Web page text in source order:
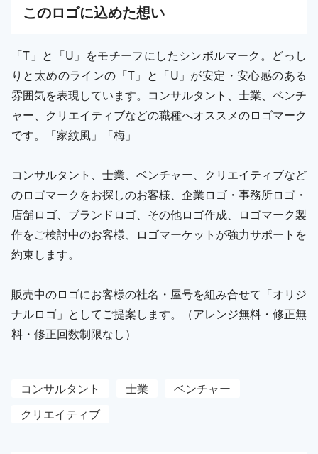
このロゴに込めた想い
「T」と「U」をモチーフにしたシンボルマーク。どっし
りと太めのラインの「T」と「U」が安定・安心感のある
雰囲気を表現しています。コンサルタント、士業、ベンチ
ャー、クリエイティブなどの職種へオススメのロゴマーク
です。「家紋風」「梅」
コンサルタント、士業、ベンチャー、クリエイティブなど
のロゴマークをお探しのお客様、企業ロゴ・事務所ロゴ・
店舗ロゴ、ブランドロゴ、その他ロゴ作成、ロゴマーク製
作をご検討中のお客様、ロゴマーケットが強力サポートを
約束します。
販売中のロゴにお客様の社名・屋号を組み合せて「オリジ
ナルロゴ」としてご提案します。（アレンジ無料・修正無
料・修正回数制限なし）
コンサルタント 士業
ベンチャー
クリエイティブ